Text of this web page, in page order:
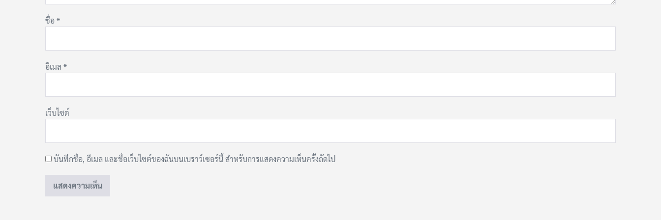
ชื่อ*
อีเมล *
เว็บไซต์
บันทึกชื่อ, อีเมล และชื่อเว็บไซต์ของฉันบนเบราว์เซอร์นี้ สำหรับการแสดงความเห็นครั้งถัดไป